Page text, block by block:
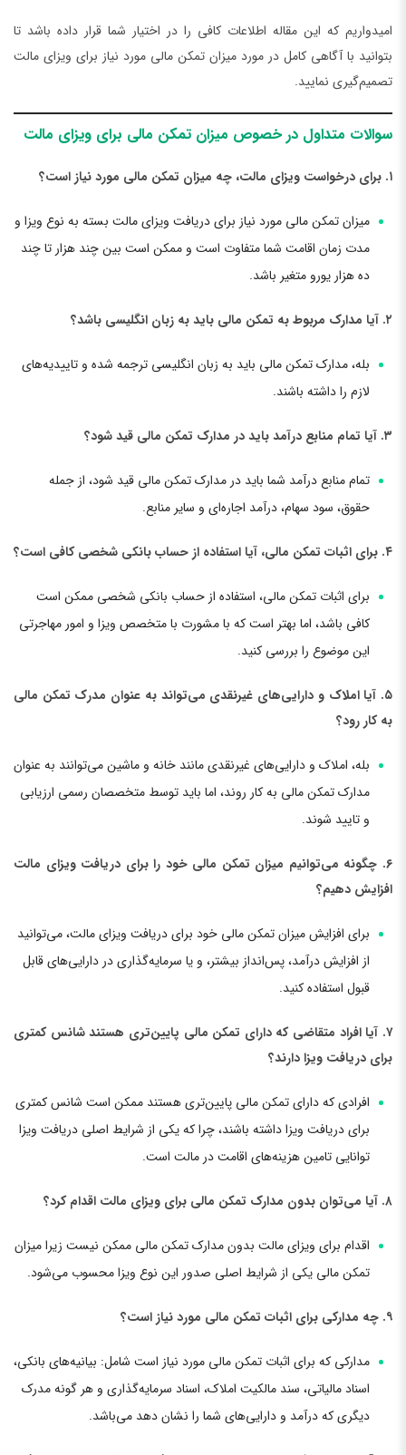
امیدواریم که این مقاله اطلاعات کافی را در اختیار شما قرار داده باشد تا
بتوانید با آگاهی کامل در مورد میزان تمکن مالی مورد نیاز برای ویزای مالت
تصمیم‌گیری نمایید.
سوالات متداول در خصوص میزان تمکن مالی برای ویزای مالت
۱. برای درخواست ویزای مالت، چه میزان تمکن مالی مورد نیاز است؟
میزان تمکن مالی مورد نیاز برای دریافت ویزای مالت بسته به نوع ویزا و
مدت زمان اقامت شما متفاوت است و ممکن است بین چند هزار تا چند
ده هزار یورو متغیر باشد.
۲. آیا مدارک مربوط به تمکن مالی باید به زبان انگلیسی باشد؟
بله، مدارک تمکن مالی باید به زبان انگلیسی ترجمه شده و تاییدیه‌های
لازم را داشته باشند.
۳. آیا تمام منابع درآمد باید در مدارک تمکن مالی قید شود؟
تمام منابع درآمد شما باید در مدارک تمکن مالی قید شود، از جمله
حقوق، سود سهام، درآمد اجاره‌ای و سایر منابع.
۴. برای اثبات تمکن مالی، آیا استفاده از حساب بانکی شخصی کافی است؟
برای اثبات تمکن مالی، استفاده از حساب بانکی شخصی ممکن است
کافی باشد، اما بهتر است که با مشورت با متخصص ویزا و امور مهاجرتی
این موضوع را بررسی کنید.
۵. آیا املاک و دارایی‌های غیرنقدی می‌تواند به عنوان مدرك تمکن مالی
به کار رود؟
بله، املاک و دارایی‌های غیرنقدی مانند خانه و ماشین می‌توانند به عنوان
مدارک تمکن مالی به کار روند، اما باید توسط متخصصان رسمی ارزیابی
و تایید شوند.
۶. چگونه می‌توانیم میزان تمکن مالی خود را برای دریافت ویزای مالت
افزایش دهیم؟
برای افزایش میزان تمکن مالی خود برای دریافت ویزای مالت، می‌توانید
از افزایش درآمد، پس‌انداز بیشتر، و یا سرمایه‌گذاری در دارایی‌های قابل
قبول استفاده کنید.
۷. آیا افراد متقاضی که دارای تمکن مالی پایین‌تری هستند شانس کمتری
برای دریافت ویزا دارند؟
افرادی که دارای تمکن مالی پایین‌تری هستند ممکن است شانس کمتری
برای دریافت ویزا داشته باشند، چرا که یکی از شرایط اصلی دریافت ویزا
توانایی تامین هزینه‌های اقامت در مالت است.
۸. آیا می‌توان بدون مدارک تمکن مالی برای ویزای مالت اقدام کرد؟
اقدام برای ویزای مالت بدون مدارک تمکن مالی ممکن نیست زیرا میزان
تمکن مالی یکی از شرایط اصلی صدور این نوع ویزا محسوب می‌شود.
۹. چه مدارکی برای اثبات تمکن مالی مورد نیاز است؟
مدارکی که برای اثبات تمکن مالی مورد نیاز است شامل: بیانیه‌های بانکی،
اسناد مالیاتی، سند مالکیت املاک، اسناد سرمایه‌گذاری و هر گونه مدرک
دیگری که درآمد و دارایی‌های شما را نشان دهد می‌باشد.